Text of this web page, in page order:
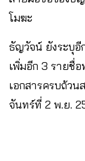
โมฆะ
ธัญวัจน์ ยังระบุอี
เพิ่มอีก 3 รายชื่
เอกสารครบถ้วน
จันทร์ที่ 2 พ.ย.